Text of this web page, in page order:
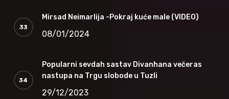
Mirsad Neimarlija -Pokraj kuće male (VIDEO)
08/01/2024
Popularni sevdah sastav Divanhana večeras
nastupa na Trgu slobode u Tuzli
29/12/2023